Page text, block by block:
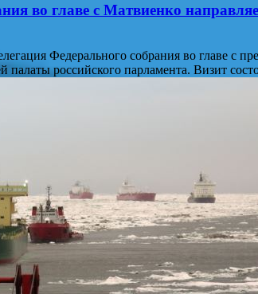
во главе с Матвиенко
Федерального собрания во главе с
российского парламента. Визит